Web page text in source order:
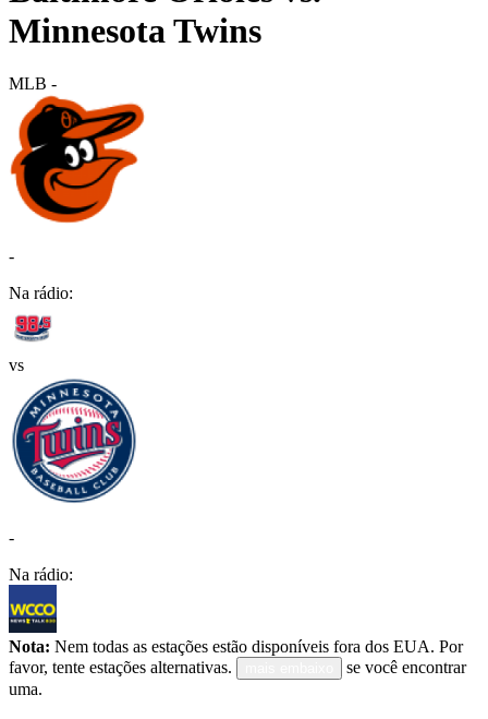
Minnesota Twins
MLB -
-
Na rádio:
vs
-
Na rádio:
Nota: Nem todas as estações estão disponíveis fora dos EUA. Por
favor, tente estações alternativas.
se você encontrar
uma.